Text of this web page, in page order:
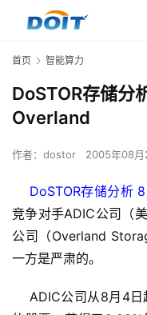
首页 智能算力
DoSTOR存储分
Overland
作者： dostor 2005年08月
DoSTOR存储分析
竞争对手ADIC公司（
公司（Overland
一方是严肃的。
ADIC公司从8月4日